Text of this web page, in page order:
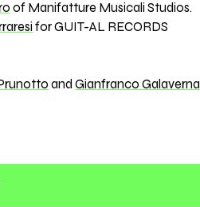
of Manifatture Musicali Studios.
for GUIT-AL RECORDS
andGianfranco Galaverna